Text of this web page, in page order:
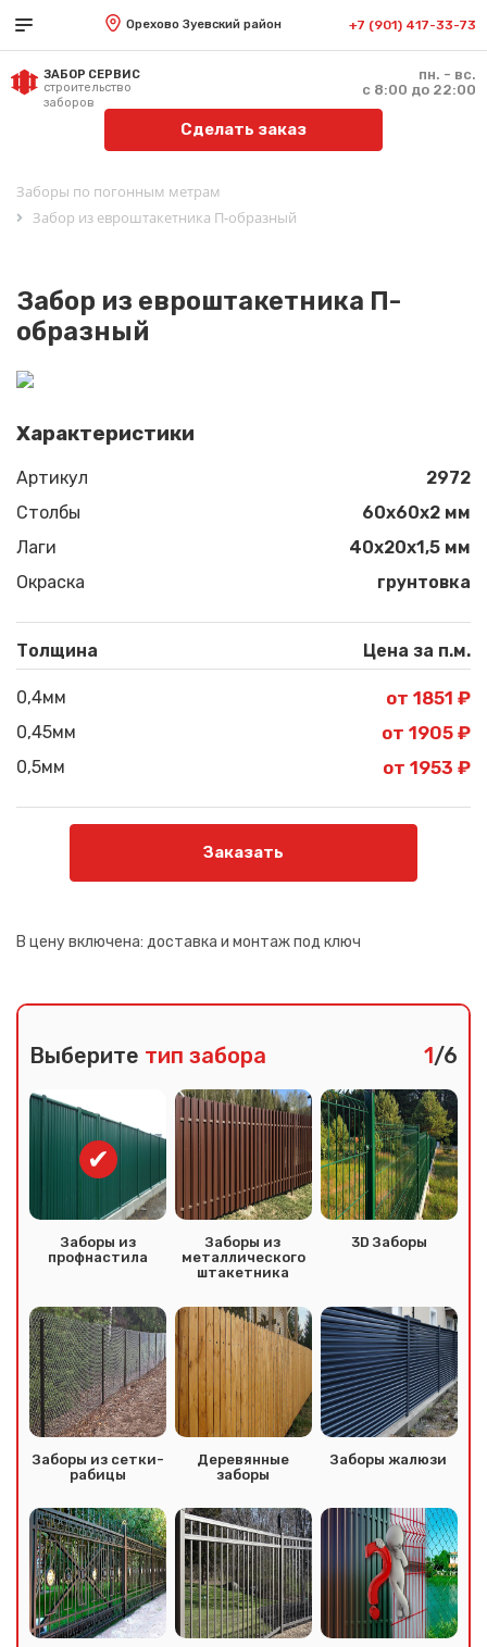
Орехово Зуевский район +7 (901) 417-33-73
ЗАБОР СЕРВИС
строительство
заборов
пн. - вс.
с 8:00 до 22:00
Сделать заказ
Заборы по погонным метрам
Забор из евроштакетника П-образный
Забор из евроштакетника П-
образный
Характеристики
Артикул
2972
Столбы
60х60х2 мм
Лаги
40х20х1,5 мм
Окраска
грунтовка
Толщина Цена за п.м.
0,4мм от 1851 ₽
0,45мм от 1905 ₽
0,5мм от 1953 ₽
Заказать
В цену включена: доставка и монтаж под ключ
Выберите тип забора 1/6
Заборы из
профнастила
Заборы из
металлического
штакетника
3D Заборы
Заборы из сетки-
рабицы
Деревянные
заборы
Заборы жалюзи